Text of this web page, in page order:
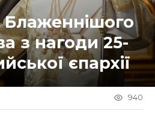
Блаженнішого
з нагоди 25-
єпархії
940